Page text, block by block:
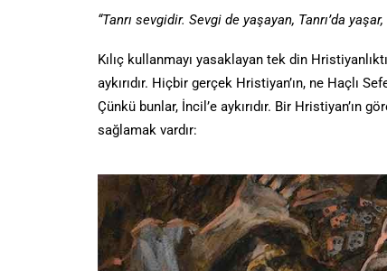
“Tanrı sevgidir. Sevgi de yaşayan, Tanrı’da
Kılıç kullanmayı yasaklayan tek din
aykırıdır. Hiçbir gerçek Hristiyan’ın, ne Haçlı
Çünkü bunlar, İncil’e aykırıdır. Bir Hristiyan’ın
sağlamak vardır: